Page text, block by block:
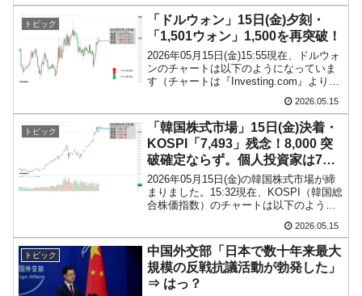
『Money1』
韓国･外為取引量「1日当たり1,214.4億ドル」
まで拡大 ⇒ 海外資金の動きに強く左右される状態
『Money1』
韓国･帰ってきた李在明。李在明を支持しな
『Money1』
韓国大統領府ボンクラ政策室長が告発された
⇒ 国家が行った恐るべき株価操作であり、空前の国政壟断
『Money1』
韓国･警察職員が「丸刈りになって抗議活
動」
中国だけが鉄鋼輸出を異常増加させる ⇒ 中
国の過剰生産が世界を蝕む。
『Money1』
韓国製造業「半導体絶好調」のウラで他業種
は全般的「不調」⇒ PSIが示す現況は決して良くない。
トピック
「ドルウォン」15日(金)夕刻・
「1,501ウォン」1,500を再突破！
2026年05月15日(金)15:55現在、ドルウォ
ンのチャートは以下のようになっていま
す（チャートは『Investing.com』より引
用）。ローソク足の上が削られましたけ
れども、「1ドル＝1,500ウォン」を再突
破しています。ウォン安で...
2026.05.15
トピック
「韓国株式市場」15日(金)決着・
KOSPI「7,493」残念！8,000 突
破確定ならず。個人投資家は7兆
の買い越し
2026年05月15日(金)の韓国株式市場が締
まりました。15:32現在、KOSPI（韓国総
合株価指数）のチャートは以下のように
『Investing.com』より引用）。大変残念
なことに、陰線が伸びて「7,493」で...
2026.05.15
トピック
中国外交部「日本で数十年来最大
規模の反戦抗議活動が勃発した」
⇒ はっ？